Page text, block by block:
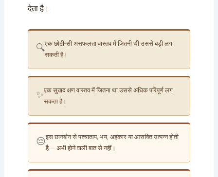
देता है।
🔍एक छोटी-सी असफलता वास्तव में जितनी थी उससे बड़ी लग
सकती है।
✨एक सुखद क्षण वास्तव में जितना था उससे अधिक परिपूर्ण लग
सकता है।
😔इस छानबीन से पश्चाताप, भय, अहंकार या आसक्ति उत्पन्न होती
है — अभी होने वाली बात से नहीं।